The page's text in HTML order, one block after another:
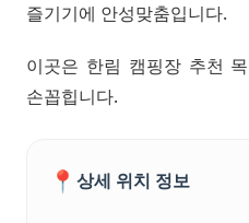
즐기기에 안성맞춤입니다.
이곳은 한림 캠핑장 추천
손꼽힙니다.
📍 상세 위치 정보